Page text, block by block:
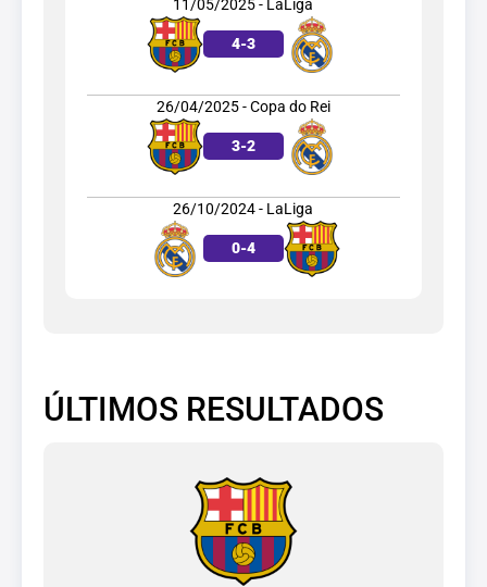
11/05/2025 - LaLiga
4-3
26/04/2025 - Copa do Rei
3-2
26/10/2024 - LaLiga
0-4
ÚLTIMOS RESULTADOS